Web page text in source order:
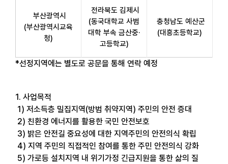
부산광역시
(부산광역시교육
청)
전라북도 김제시
(동국대학교 사범
대학 부속 금산중·
고등학교)
충청남도 예산군
(대흥초등학교)
*선정지역에는 별도로 공문을 통해 연락 예정
1. 사업목적
1) 저소득층 밀집지역(방범 취약지역) 주민의 안전 증대
2) 친환경 에너지를 활용한 국민 안전보호
3) 밝은 안전길 중요성에 대한 지역주민의 안전의식 확립
4) 지역 주민의 직접적인 참여를 통한 주민 안전의식 강화
5) 가로등 설치지역 내 위기가정 긴급지원을 통한 삶의 질